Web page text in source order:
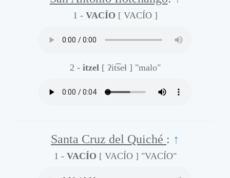
1 - VACÍO [ VACÍO ]
2 - itzel [ ʔit͡seɬ ] "malo"
Santa Cruz del Quiché : ↑
1 - VACÍO [ VACÍO ] "VACÍO"